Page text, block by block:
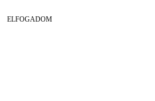
ELFOGADOM